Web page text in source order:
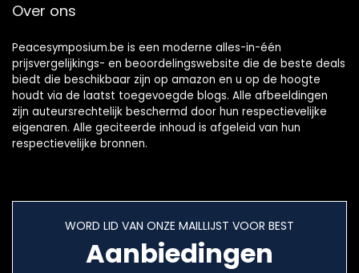
Over ons
Peacesymposium.be is een moderne alles-in-één
prijsvergelijkings- en beoordelingswebsite die de beste deals
biedt die beschikbaar zijn op amazon en u op de hoogte
houdt via de laatst toegevoegde blogs. Alle afbeeldingen
zijn auteursrechtelijk beschermd door hun respectievelijke
eigenaren. Alle geciteerde inhoud is afgeleid van hun
respectievelijke bronnen.
WORD LID VAN ONZE MAILLIJST VOOR BEST
Aanbiedingen